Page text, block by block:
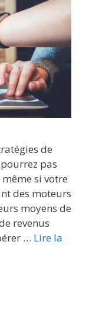
de
pas
si votre
des moteurs
moyens de
revenus
… Lire la